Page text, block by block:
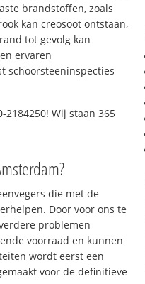
brandstoffen, zoals
kan creosoot ontstaan,
tot gevolg kan
ervaren
schoorsteeninspecties
2184250! Wij staan 365
die met de
Door voor ons te
problemen
voorraad en kunnen
wordt eerst een
voor de definitieve